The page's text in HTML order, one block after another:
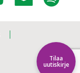
Tilaa
uutiskirje